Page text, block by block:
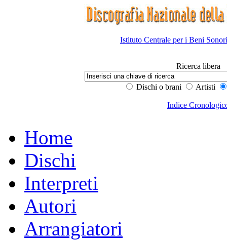
Istituto Centrale per i Beni
Ricerca libera
Dischi o brani Artisti
Indice
Home
Dischi
Interpreti
Autori
Arrangiatori